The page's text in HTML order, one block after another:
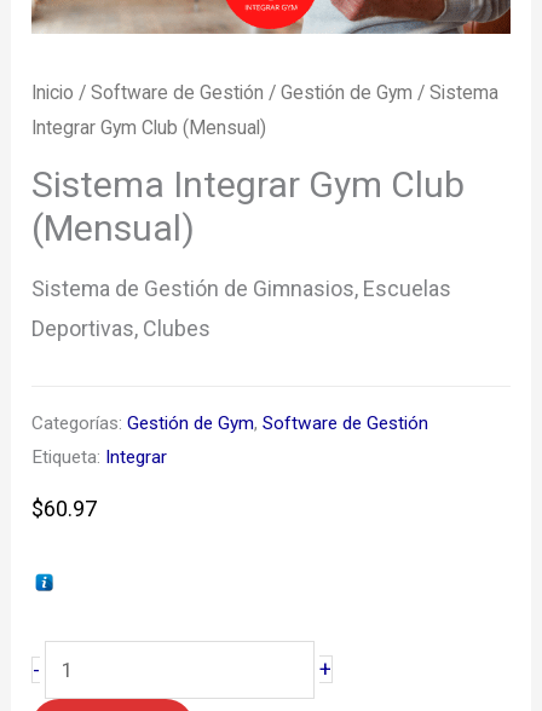
Inicio /Software de Gestión /Gestión de Gym / Sistema
Integrar Gym Club (Mensual)
Sistema Integrar Gym Club
(Mensual)
Sistema de Gestión de Gimnasios, Escuelas
Deportivas, Clubes
Categorías:Gestión de Gym,Software de Gestión
Etiqueta: Integrar
$60.97
-
Sistema
Integrar
+